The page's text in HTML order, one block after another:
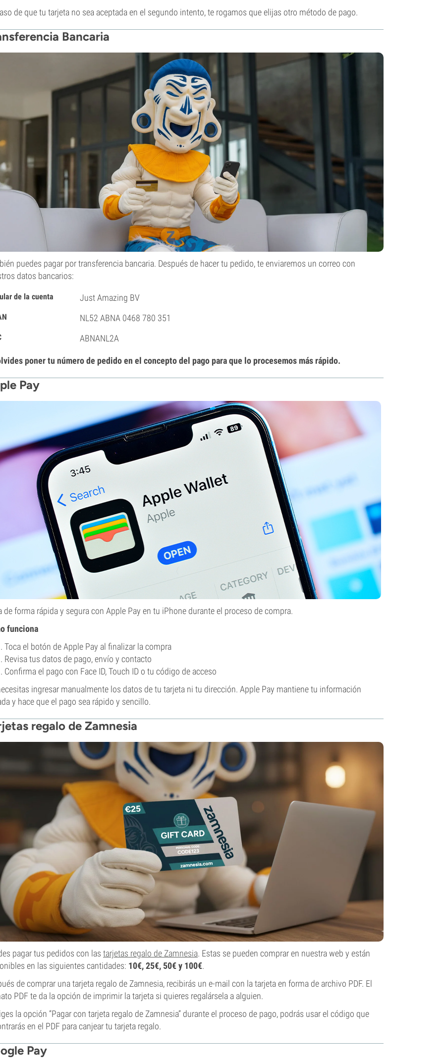
de que tu tarjeta no sea aceptada en el segundo intento, te rogamos que elijas otro método de pago.
Bancaria
puedes pagar por transferencia bancaria. Después de hacer tu pedido, te enviaremos un correo con
datos bancarios:
de la cuenta Just Amazing BV
NL52 ABNA 0468 780 351
ABNANL2A
poner tu número de pedido en el concepto del pago para que lo procesemos más rápido.
Pay
de forma rápida y segura con Apple Pay en tu iPhone durante el proceso de compra.
funciona
Toca el botón de Apple Pay al finalizar la compra
Revisa tus datos de pago, envío y contacto
Confirma el pago con Face ID, Touch ID o tu código de acceso
ingresar manualmente los datos de tu tarjeta ni tu dirección. Apple Pay mantiene tu información
y hace que el pago sea rápido y sencillo.
regalo de Zamnesia
pagar tus pedidos con las tarjetas regalo de Zamnesia. Estas se pueden comprar en nuestra web y están
en las siguientes cantidades: 10€, 25€, 50€ y 100€.
de comprar una tarjeta regalo de Zamnesia, recibirás un e-mail con la tarjeta en forma de archivo PDF. El
PDF te da la opción de imprimir la tarjeta si quieres regalársela a alguien.
la opción “Pagar con tarjeta regalo de Zamnesia” durante el proceso de pago, podrás usar el código que
en el PDF para canjear tu tarjeta regalo.
Pay